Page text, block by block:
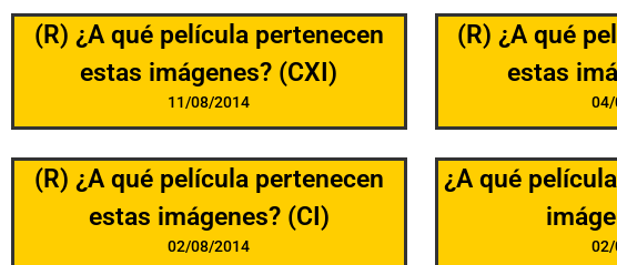
(R) ¿A qué película pertenecen
estas imágenes? (CXI)
11/08/2014
(R) ¿A qué
estas
(R) ¿A qué película pertenecen
estas imágenes? (CI)
02/08/2014
¿A qué